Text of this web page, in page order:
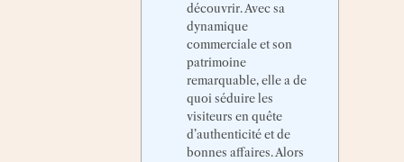
découvrir. Avec sa
dynamique
commerciale et son
patrimoine
remarquable, elle a de
quoi séduire les
visiteurs en quête
d’authenticité et de
bonnes affaires. Alors